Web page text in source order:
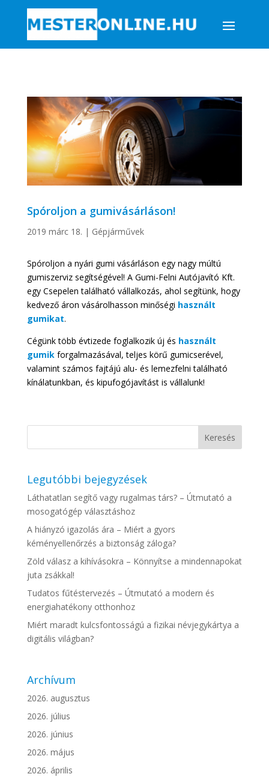
Spóroljon a gumivásárláson!
2019 márc 18. | Gépjárművek
Spóroljon a nyári gumi vásárláson egy nagy múltú
gumiszerviz segítségével! A Gumi-Felni Autójavító Kft.
egy Csepelen található vállalkozás, ahol segítünk, hogy
kedvező áron vásárolhasson minőségi használt
gumikat.
Cégünk több évtizede foglalkozik új és használt
gumikforgalmazásával, teljes körű gumicserével,
valamint számos fajtájú alu- és lemezfelni található
kínálatunkban, és kipufogójavítást is vállalunk!
Legutóbbi bejegyzések
Láthatatlan segítő vagy rugalmas társ? – Útmutató a
mosogatógép választáshoz
A hiányzó igazolás ára – Miért a gyors
kéményellenőrzés a biztonság záloga?
Zöld válasz a kihívásokra – Könnyítse a mindennapokat
juta zsákkal!
Tudatos fűtéstervezés – Útmutató a modern és
energiahatékony otthonhoz
Miért maradt kulcsfontosságú a fizikai névjegykártya a
digitális világban?
Archívum
2026. augusztus
2026. július
2026. június
2026. május
2026. április